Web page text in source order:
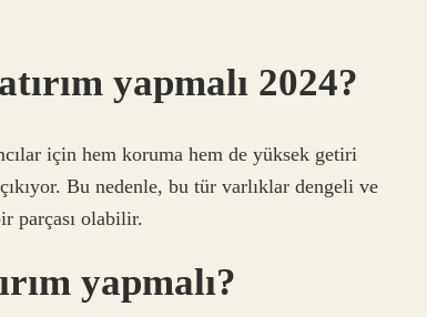
yapmalı 2024?
için hem koruma hem de yüksek getiri
Bu nedenle, bu tür varlıklar dengeli ve
parçası olabilir.
yapmalı?